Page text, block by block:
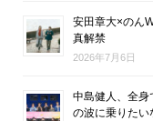
安田章大×のん
真解禁
2026年7月6日
中島健人、全身
の波に乗りたい